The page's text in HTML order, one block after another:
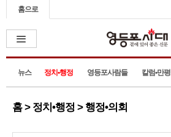
홈으로
뉴스 정치•행정 영등포사람들 칼럼•만평
홈 > 정치•행정 > 행정•의회